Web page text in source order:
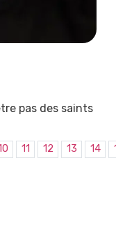
pas des saints
11 12 13 14